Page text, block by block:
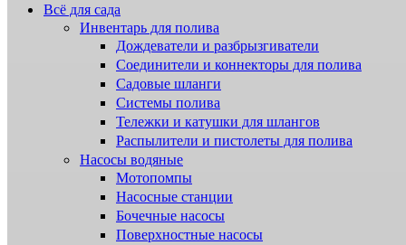
Всё для сада
Инвентарь для полива
Дождеватели и разбрызгиватели
Соединители и коннекторы для полива
Садовые шланги
Системы полива
Тележки и катушки для шлангов
Распылители и пистолеты для полива
Насосы водяные
Мотопомпы
Насосные станции
Бочечные насосы
Поверхностные насосы